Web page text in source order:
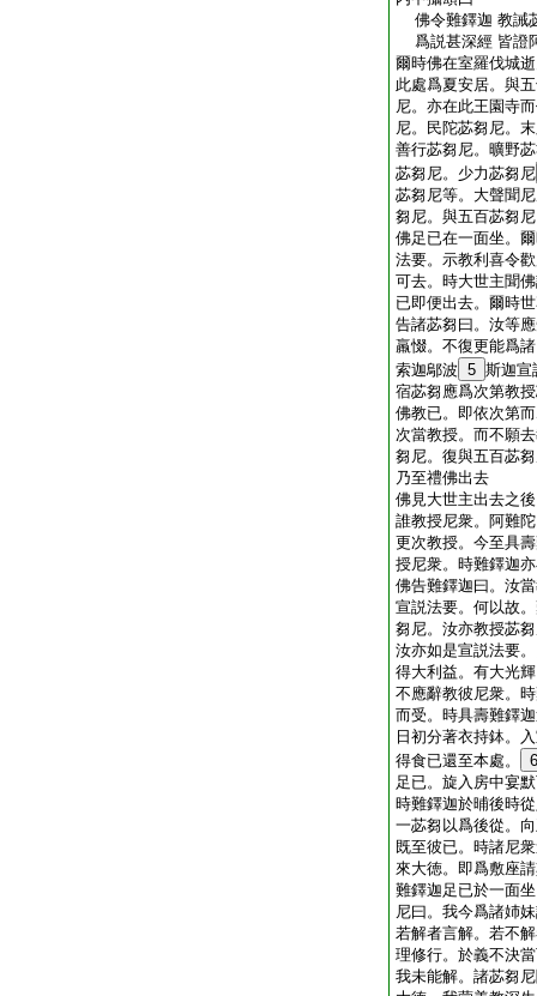
佛令難鐸迦 教誡
爲説甚深經 皆證
爾時佛在室羅伐城
此處爲夏安居。與
尼。亦在此王園寺
尼。民陀苾芻尼。
善行苾芻尼。曠野
苾芻尼。少力苾芻尼
苾芻尼等。大聲聞
芻尼。與五百苾芻
佛足已在一面坐。
法要。示教利喜令
可去。時大世主聞
已即便出去。爾時
告諸苾芻曰。汝等
羸惙。不復更能爲
索迦鄔波 5 斯迦宣
宿苾芻應爲次第教
佛教已。即依次第
次當教授。而不願
芻尼。復與五百苾
乃至禮佛出去
佛見大世主出去之
誰教授尼衆。阿難
更次教授。今至具
授尼衆。時難鐸迦
佛告難鐸迦曰。汝
宣説法要。何以故
芻尼。汝亦教授苾
汝亦如是宣説法要
得大利益。有大光
不應辭教彼尼衆。
而受。時具壽難鐸
日初分著衣持鉢。
得食已還至本處。
6
足已。旋入房中宴
時難鐸迦於晡後時
一苾芻以爲後從。
既至彼已。時諸尼
來大徳。即爲敷座
難鐸迦足已於一面
尼曰。我今爲諸姉
若解者言解。若不
理修行。於義不決
我未能解。諸苾芻